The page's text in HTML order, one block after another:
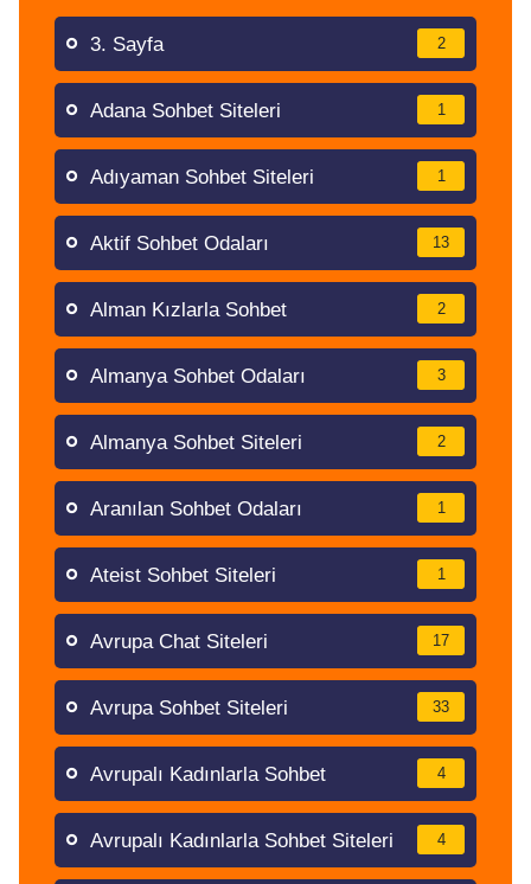
3. Sayfa 2
Adana Sohbet Siteleri 1
Adıyaman Sohbet Siteleri 1
Aktif Sohbet Odaları 13
Alman Kızlarla Sohbet 2
Almanya Sohbet Odaları 3
Almanya Sohbet Siteleri 2
Aranılan Sohbet Odaları 1
Ateist Sohbet Siteleri 1
Avrupa Chat Siteleri 17
Avrupa Sohbet Siteleri 33
Avrupalı Kadınlarla Sohbet 4
Avrupalı Kadınlarla Sohbet Siteleri 4